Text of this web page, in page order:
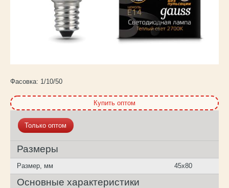
Фасовка: 1/10/50
Купить оптом
Только оптом
Размеры
Размер, мм 45х80
Основные характеристики